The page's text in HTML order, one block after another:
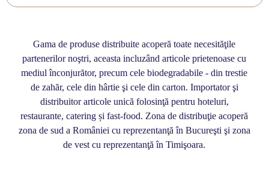
Gama de produse distribuite acoperă toate necesităţile
partenerilor noştri, aceasta incluzând articole prietenoase cu
mediul înconjurător, precum cele biodegradabile - din trestie
de zahăr, cele din hârtie şi cele din carton. Importator şi
distribuitor articole unică folosinţă pentru hoteluri,
restaurante, catering și fast-food. Zona de distribuţie acoperă
zona de sud a României cu reprezentanţă în Bucureşti şi zona
de vest cu reprezentanţă în Timişoara.